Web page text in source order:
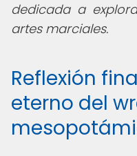
dedicada a
artes marciales.
Reflexión
eterno del